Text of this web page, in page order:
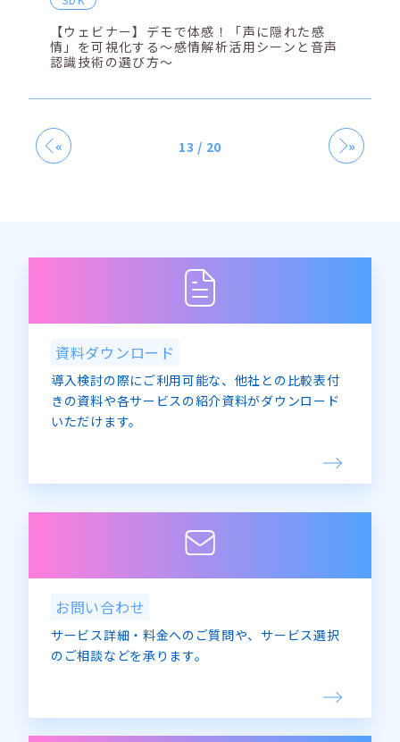
【ウェビナー】デモで体感！「声に隠れた感
情」を可視化する～感情解析活用シーンと音声
認識技術の選び方～
13 / 20
« »
資料ダウンロード
導入検討の際にご利用可能な、他社との比較表付
きの資料や各サービスの紹介資料がダウンロード
いただけます。
お問い合わせ
サービス詳細・料金へのご質問や、サービス選択
のご相談などを承ります。